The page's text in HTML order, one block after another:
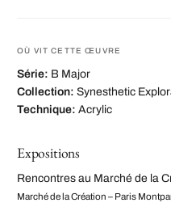
OÙ VIT CETTE ŒUVRE
Série: B Major
Collection: Synesthetic
Technique: Acrylic
Expositions
Rencontres au Marché de la
Marché de la Création – Paris